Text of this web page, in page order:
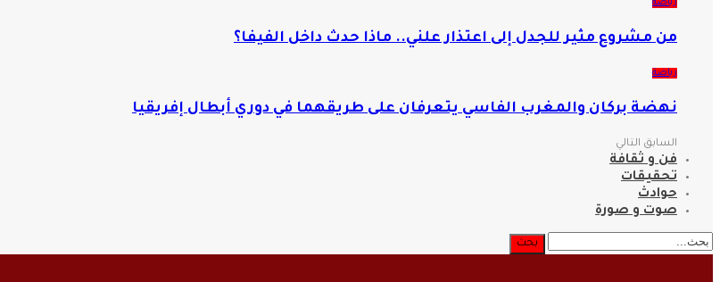
رياضة
من مشروع مثير للجدل إلى اعتذار علني.. ماذا حدث داخل الفيفا؟
رياضة
نهضة بركان والمغرب الفاسي يتعرفان على طريقهما في دوري أبطال إفريقيا
السابق التالي
فن و ثقافة
تحقيقات
حوادث
صوت و صورة